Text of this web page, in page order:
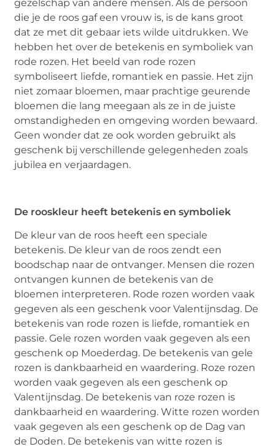
gezelschap van andere mensen. Als de persoon
die je de roos gaf een vrouw is, is de kans groot
dat ze met dit gebaar iets wilde uitdrukken. We
hebben het over de betekenis en symboliek van
rode rozen. Het beeld van rode rozen
symboliseert liefde, romantiek en passie. Het zijn
niet zomaar bloemen, maar prachtige geurende
bloemen die lang meegaan als ze in de juiste
omstandigheden en omgeving worden bewaard.
Geen wonder dat ze ook worden gebruikt als
geschenk bij verschillende gelegenheden zoals
jubilea en verjaardagen.
De rooskleur heeft betekenis en symboliek
De kleur van de roos heeft een speciale
betekenis. De kleur van de roos zendt een
boodschap naar de ontvanger. Mensen die rozen
ontvangen kunnen de betekenis van de
bloemen interpreteren. Rode rozen worden vaak
gegeven als een geschenk voor Valentijnsdag. De
betekenis van rode rozen is liefde, romantiek en
passie. Gele rozen worden vaak gegeven als een
geschenk op Moederdag. De betekenis van gele
rozen is dankbaarheid en waardering. Roze rozen
worden vaak gegeven als een geschenk op
Valentijnsdag. De betekenis van roze rozen is
dankbaarheid en waardering. Witte rozen worden
vaak gegeven als een geschenk op de Dag van
de Doden. De betekenis van witte rozen is